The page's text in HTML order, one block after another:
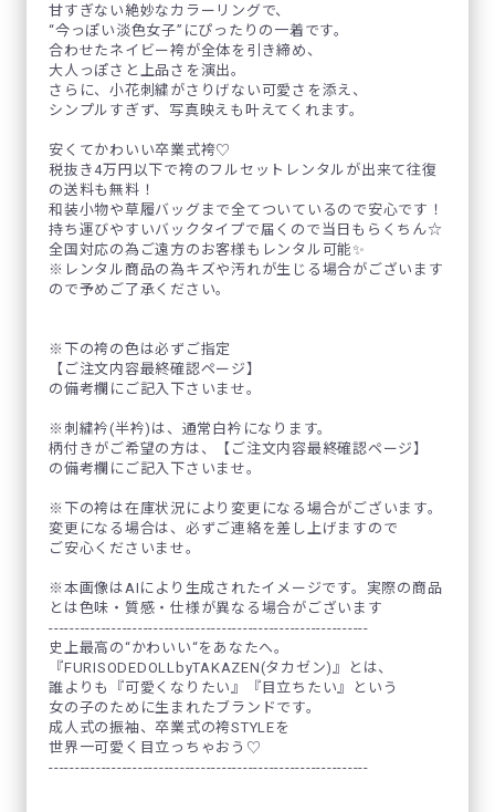
甘すぎない絶妙なカラーリングで、
“今っぽい淡色女子”にぴったりの一着です。
合わせたネイビー袴が全体を引き締め、
大人っぽさと上品さを演出。
さらに、小花刺繍がさりげない可愛さを添え、
シンプルすぎず、写真映えも叶えてくれます。
安くてかわいい卒業式袴♡
税抜き4万円以下で袴のフルセットレンタルが出来て往復
の送料も無料！
和装小物や草履バッグまで全てついているので安心です！
持ち運びやすいバックタイプで届くので当日もらくちん☆
全国対応の為ご遠方のお客様もレンタル可能✨
※レンタル商品の為キズや汚れが生じる場合がございます
ので予めご了承ください。
※下の袴の色は必ずご指定
【ご注文内容最終確認ページ】
の備考欄にご記入下さいませ。
※刺繍衿(半衿)は、通常白衿になります。
柄付きがご希望の方は、【ご注文内容最終確認ページ】
の備考欄にご記入下さいませ。
※下の袴は在庫状況により変更になる場合がございます。
変更になる場合は、必ずご連絡を差し上げますので
ご安心くださいませ。
※本画像はAIにより生成されたイメージです。実際の商品
とは色味・質感・仕様が異なる場合がございます
-------------------------------------------------------------
史上最高の“かわいい“をあなたへ。
『FURISODEDOLLbyTAKAZEN(タカゼン)』とは、
誰よりも『可愛くなりたい』『目立ちたい』という
女の子のために生まれたブランドです。
成人式の振袖、卒業式の袴STYLEを
世界一可愛く目立っちゃおう♡
-------------------------------------------------------------